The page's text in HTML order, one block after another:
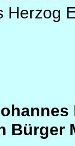
Herzog
Bürger